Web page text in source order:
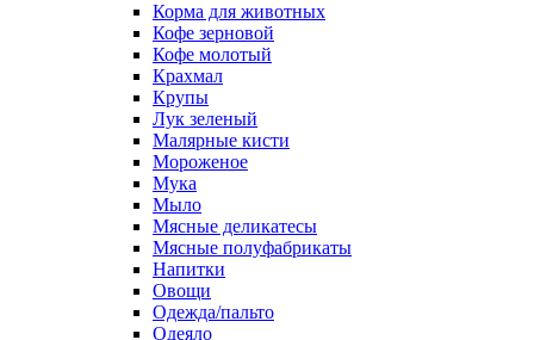
Корма для животных
Кофе зерновой
Кофе молотый
Крахмал
Крупы
Лук зеленый
Малярные кисти
Мороженое
Мука
Мыло
Мясные деликатесы
Мясные полуфабрикаты
Напитки
Овощи
Одежда/пальто
Одеяло